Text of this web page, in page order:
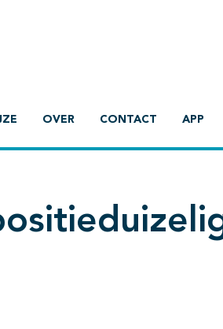
OVER CONTACT APP